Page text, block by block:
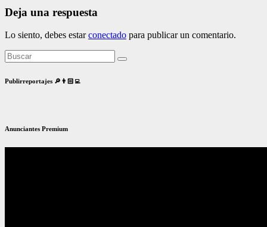
Deja una respuesta
Lo siento, debes estarconectado para publicar un comentario.
Publirreportajes 🔎👨🏻‍💻
Anunciantes Premium